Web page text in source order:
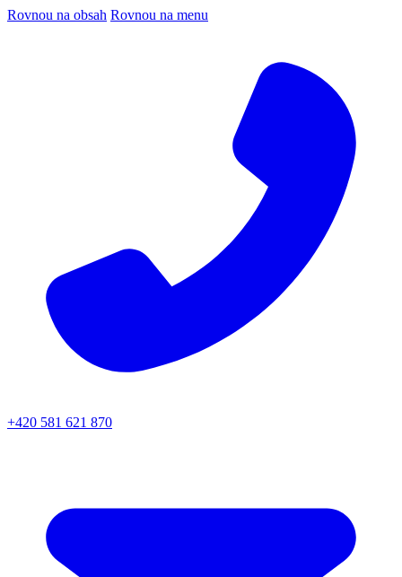
Rovnou na obsah Rovnou na menu
+420 581 621 870